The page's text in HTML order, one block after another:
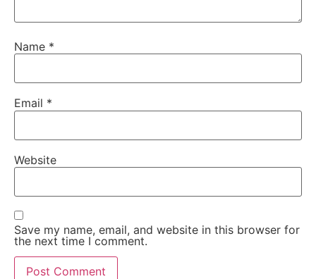
Name *
Email *
Website
Save my name, email, and website in this browser for
the next time I comment.